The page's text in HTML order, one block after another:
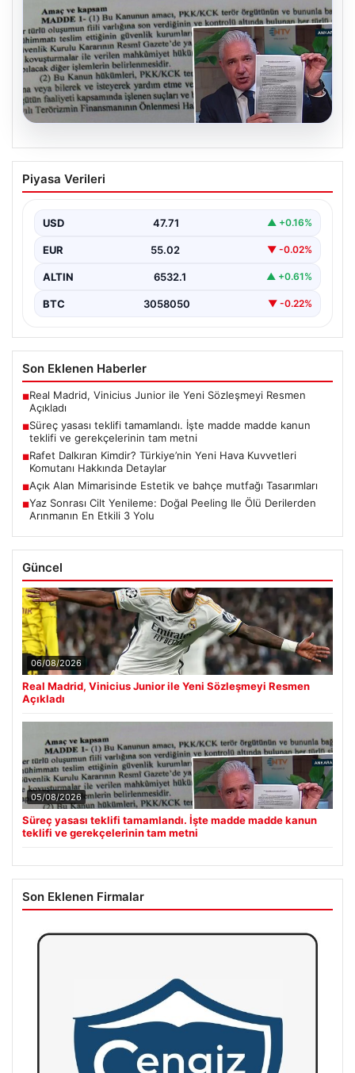
Süreç yasası teklifi tamamlandı. İşte
madde madde kanun teklifi ve
Piyasa Verileri
USD 47.71 ▲ +0.16%
EUR 55.02 ▼ -0.02%
ALTIN 6532.1 ▲ +0.61%
BTC 3058050 ▼ -0.22%
Son Eklenen Haberler
■Real Madrid, Vinicius Junior ile Yeni Sözleşmeyi Resmen
Açıkladı
■Süreç yasası teklifi tamamlandı. İşte madde madde kanun
teklifi ve gerekçelerinin tam metni
■Rafet Dalkıran Kimdir? Türkiye’nin Yeni Hava Kuvvetleri
Komutanı Hakkında Detaylar
■Açık Alan Mimarisinde Estetik ve bahçe mutfağı Tasarımları
■Yaz Sonrası Cilt Yenileme: Doğal Peeling Ile Ölü Derilerden
Arınmanın En Etkili 3 Yolu
Güncel
06/08/2026
Real Madrid, Vinicius Junior ile Yeni Sözleşmeyi Resmen
Açıkladı
05/08/2026
Süreç yasası teklifi tamamlandı. İşte madde madde kanun
teklifi ve gerekçelerinin tam metni
Son Eklenen Firmalar